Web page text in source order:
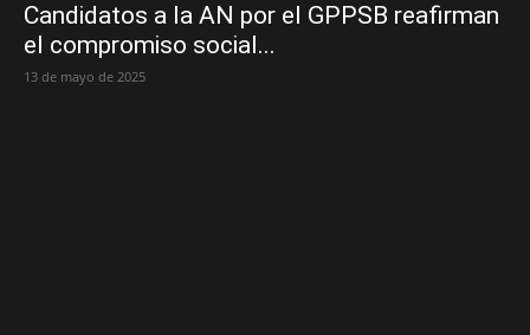
Candidatos a la AN por el GPPSB reafirman
el compromiso social...
13 de mayo de 2025